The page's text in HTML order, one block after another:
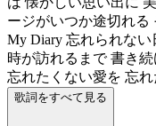
ージがいつか途切れる
My Diary 忘れられな
時が訪れるまで 書き
忘れたくない愛を 忘
歌詞をすべて見る